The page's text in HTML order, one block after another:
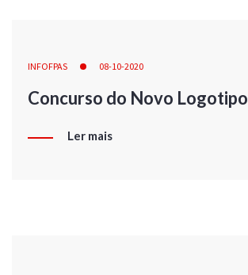
INFOFPAS 08-10-2020
Concurso do Novo Logotipo
Ler mais